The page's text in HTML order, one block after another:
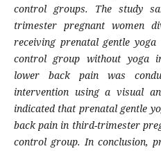
control groups. The study
trimester pregnant women
receiving prenatal gentle
control group without yoga
lower back pain was
intervention using a visual
indicated that prenatal gentle
back pain in third-trimester
control group. In conclusion,